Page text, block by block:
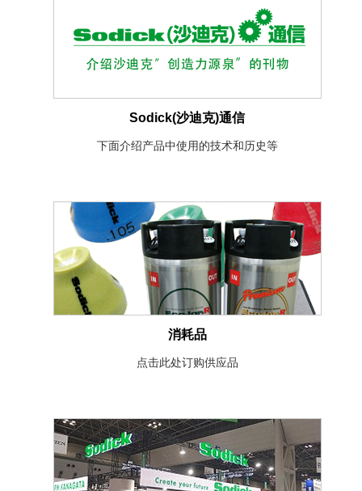
Sodick(沙迪克)通信
下面介绍产品中使用的技术和历史等
消耗品
点击此处订购供应品